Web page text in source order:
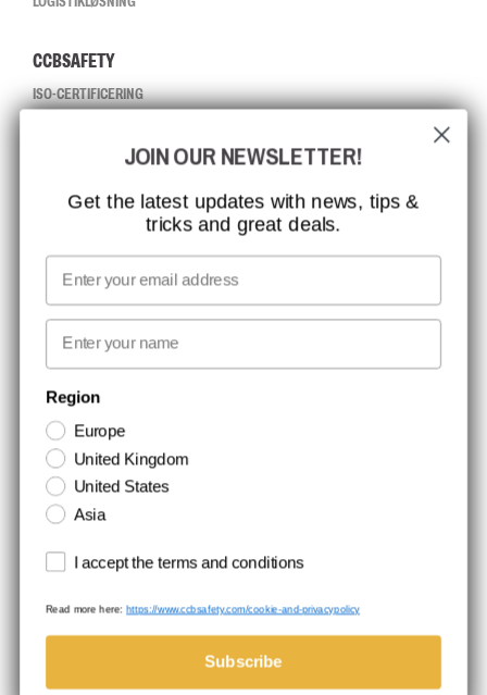
CCBSAFETY
ISO-CERTIFICERING
MISSION, VISION OG VÆRDIER
KONTAKT
JOB HOS CCBSAFETY
MEDIA
VI TAGER ANSVAR
NYHEDSBREV TILMELDING
Hold dig opdateret med gode tilbud og produktnyheder. Din e-mail
opbevares sikkert og du kan til enhver tid
Handelsbetingelser
Cookie- og privatlivspolitik
JOIN OUR NEWSLETTER!
Get the latest updates with news, tips &
tricks and great deals.
Email
First name
Region
Europe
United Kingdom
United States
Asia
Terms and conditions
I accept the terms and conditions
Read more here:https://www.ccbsafety.com/cookie-and-privacypolicy
Subscribe